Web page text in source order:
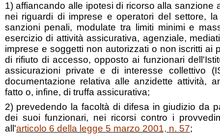
1) affiancando alle ipotesi di ricorso alla sanzione
nei riguardi di imprese e operatori del settore,
sanzioni penali, modulate tra limiti minimi e
esercizio di attività assicurativa, agenziale,
imprese e soggetti non autorizzati o non iscritti ai
di rifiuto di accesso, opposto ai funzionari
assicurazioni private e di interesse collettivo
documentazione relativa alle anzidette attività,
fatto o, infine, di truffa assicurativa;
2) prevedendo la facoltà di difesa in giudizio da
dei suoi funzionari, nei ricorsi contro i
all'articolo 6 della legge 5 marzo 2001, n. 57;